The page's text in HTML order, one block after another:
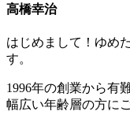
高橋幸治
はじめまして！ゆめ
す。
1996年の創業から有
幅広い年齢層の方に